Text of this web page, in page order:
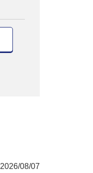
2026/08/07